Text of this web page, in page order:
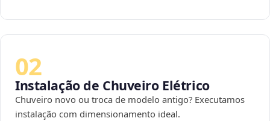
02
Instalação de Chuveiro Elétrico
Chuveiro novo ou troca de modelo antigo? Executamos
instalação com dimensionamento ideal.